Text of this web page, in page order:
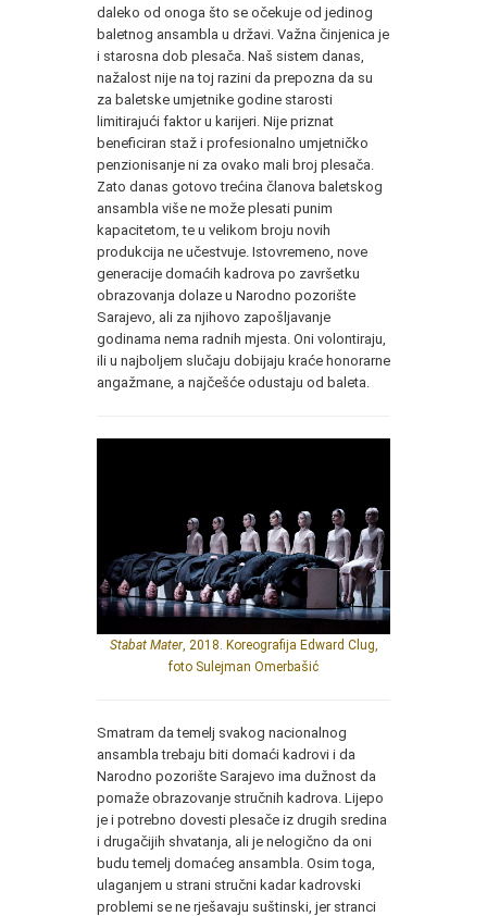
daleko od onoga što se očekuje od jedinog
baletnog ansambla u državi. Važna činjenica je
i starosna dob plesača. Naš sistem danas,
nažalost nije na toj razini da prepozna da su
za baletske umjetnike godine starosti
limitirajući faktor u karijeri. Nije priznat
beneficiran staž i profesionalno umjetničko
penzionisanje ni za ovako mali broj plesača.
Zato danas gotovo trećina članova baletskog
ansambla više ne može plesati punim
kapacitetom, te u velikom broju novih
produkcija ne učestvuje. Istovremeno, nove
generacije domaćih kadrova po završetku
obrazovanja dolaze u Narodno pozorište
Sarajevo, ali za njihovo zapošljavanje
godinama nema radnih mjesta. Oni volontiraju,
ili u najboljem slučaju dobijaju kraće honorarne
angažmane, a najčešće odustaju od baleta.
Stabat Mater, 2018. Koreografija Edward Clug,
foto Sulejman Omerbašić
Smatram da temelj svakog nacionalnog
ansambla trebaju biti domaći kadrovi i da
Narodno pozorište Sarajevo ima dužnost da
pomaže obrazovanje stručnih kadrova. Lijepo
je i potrebno dovesti plesače iz drugih sredina
i drugačijih shvatanja, ali je nelogično da oni
budu temelj domaćeg ansambla. Osim toga,
ulaganjem u strani stručni kadar kadrovski
problemi se ne rješavaju suštinski, jer stranci